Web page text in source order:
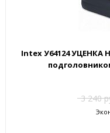
Intex У64124 УЦЕНКА
3 240